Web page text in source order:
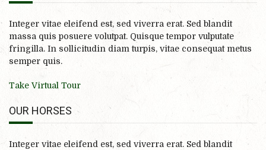
Integer vitae eleifend est, sed viverra erat. Sed blandit
massa quis posuere volutpat. Quisque tempor vulputate
fringilla. In sollicitudin diam turpis, vitae consequat metus
semper quis.
Take Virtual Tour
OUR HORSES
Integer vitae eleifend est, sed viverra erat. Sed blandit